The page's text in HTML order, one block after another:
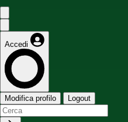
Accedi
Modifica profilo Logout